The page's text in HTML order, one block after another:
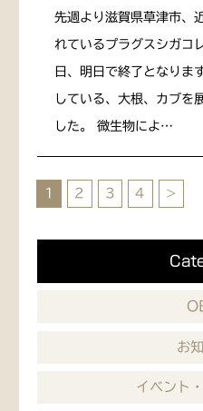
先週より滋賀県草津市、
れているプラグスシガコ
日、明日で終了となりま
している、大根、カブを
した。 微生物によ…
1 2 3 4 >
お
イベント